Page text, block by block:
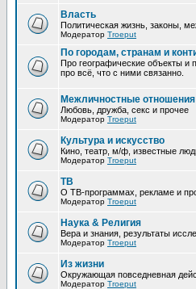
Власть
Политическая жизнь, законы,
Модератор Troeput
По городам, странам и
Про географические объекты и
про всё, что с ними связанно.
Межличностные отношения
Любовь, дружба, секс и прочее
Модератор Troeput
Культура и искусство
Кино, театр, м/ф, известные
Модератор Troeput
ТВ
О ТВ-программах, рекламе и
Модератор Troeput
Наука & Религия
Вера и знания, результаты
Модератор Troeput
Из жизни
Окружающая повседневная
Модератор Troeput